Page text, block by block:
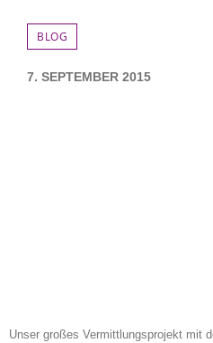
BLOG
7. SEPTEMBER 2015
Unser großes Vermittlungsprojekt mit